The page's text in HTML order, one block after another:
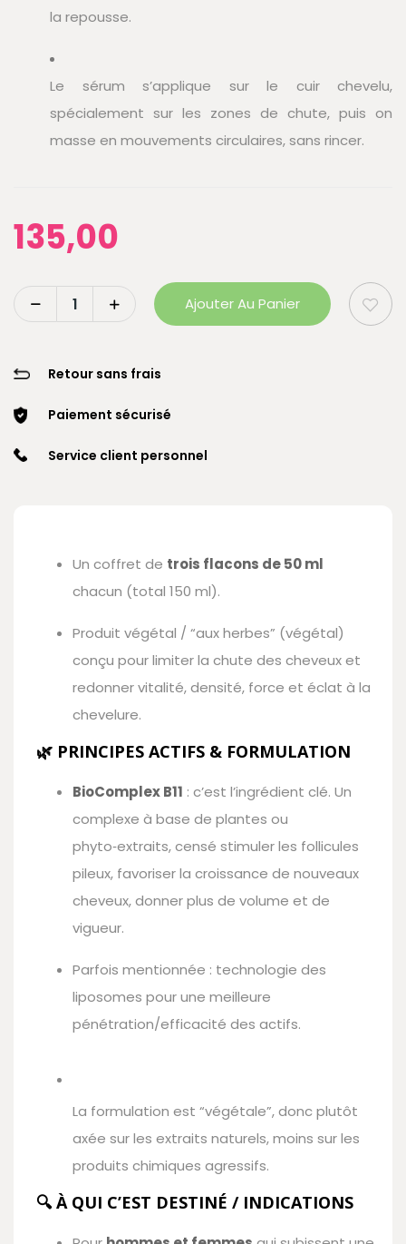
la repousse.
Le sérum s’applique sur le cuir chevelu,
spécialement sur les zones de chute, puis on
masse en mouvements circulaires, sans rincer.
135,00
Ajouter Au Panier
Retour sans frais
Paiement sécurisé
Service client personnel
Un coffret de trois flacons de 50 ml
chacun (total 150 ml).
Produit végétal / “aux herbes” (végétal)
conçu pour limiter la chute des cheveux et
redonner vitalité, densité, force et éclat à la
chevelure.
🌿 PRINCIPES ACTIFS & FORMULATION
BioComplex B11 : c’est l’ingrédient clé. Un
complexe à base de plantes ou
phyto‑extraits, censé stimuler les follicules
pileux, favoriser la croissance de nouveaux
cheveux, donner plus de volume et de
vigueur.
Parfois mentionnée : technologie des
liposomes pour une meilleure
pénétration/efficacité des actifs.
La formulation est “végétale”, donc plutôt
axée sur les extraits naturels, moins sur les
produits chimiques agressifs.
🔍 À QUI C’EST DESTINÉ / INDICATIONS